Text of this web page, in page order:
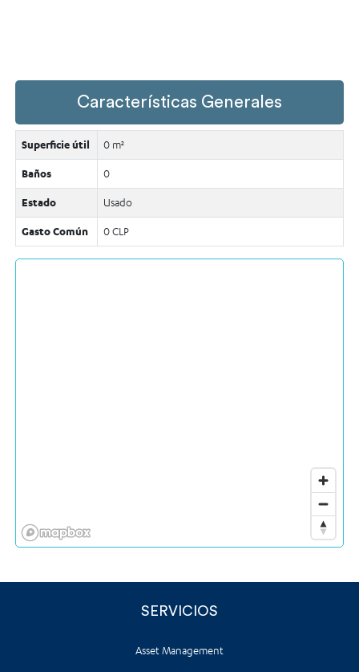
Características Generales
Superficie útil 0 m²
Baños 0
Estado Usado
Gasto Común 0 CLP
SERVICIOS
Asset Management